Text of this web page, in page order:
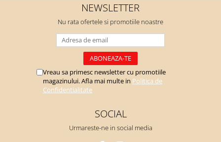
NEWSLETTER
Nu rata ofertele si promotiile noastre
Vreau sa primesc newsletter cu promotiile
magazinului. Afla mai multe in Politica de
Confidentialitate
SOCIAL
Urmareste-ne in social media